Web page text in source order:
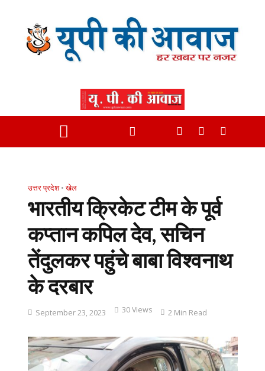
उत्तर प्रदेश • खेल
भारतीय क्रिकेट टीम के पूर्व
कप्तान कपिल देव, सचिन
तेंदुलकर पहुंचे बाबा विश्वनाथ
के दरबार
September 23, 2023 30 Views 2 Min Read